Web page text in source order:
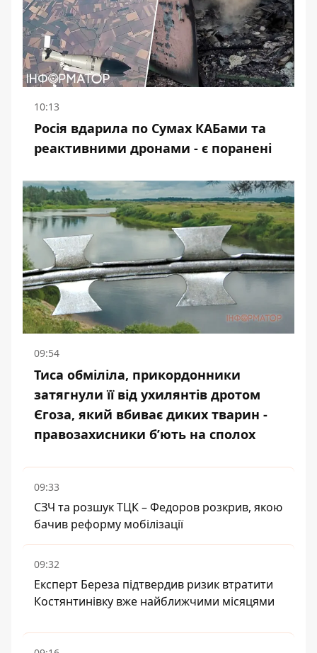
10:13
Росія вдарила по Сумах КАБами та
реактивними дронами - є поранені
09:54
Тиса обміліла, прикордонники
затягнули її від ухилянтів дротом
Єгоза, який вбиває диких тварин -
правозахисники бʼють на сполох
09:33
СЗЧ та розшук ТЦК – Федоров розкрив, якою
бачив реформу мобілізації
09:32
Експерт Береза підтвердив ризик втратити
Костянтинівку вже найближчими місяцями